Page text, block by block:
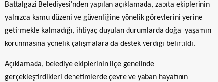
Battalgazi Belediyesi'nden yapılan açıklamada, zabıta ekiplerinin
yalnızca kamu düzeni ve güvenliğine yönelik görevlerini yerine
getirmekle kalmadığı, ihtiyaç duyulan durumlarda doğal yaşamın
korunmasına yönelik çalışmalara da destek verdiği belirtildi.
Açıklamada, belediye ekiplerinin ilçe genelinde
gerçekleştirdikleri denetimlerde çevre ve yaban hayatının